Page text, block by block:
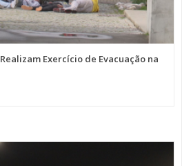
Exercício de Evacuação na